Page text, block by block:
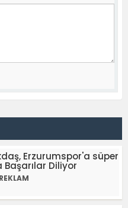
Erzurumspor'a süper
Başarılar Diliyor
REKLAM